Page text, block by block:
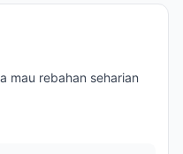
mau rebahan seharian